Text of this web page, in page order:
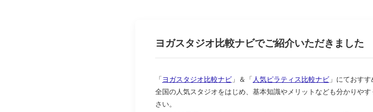
ヨガスタジオ比較ナビでご紹介いただきました
「 ヨガスタジオ比較ナビ 」＆「 人気ピラティス比較ナビ 」 にておすす
全国の人気スタジオをはじめ、 基本知識やメリットなども分かりや
さい。